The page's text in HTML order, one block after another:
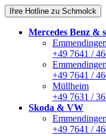
Ihre Hotline zu Schmolck
Mercedes Benz &
+49 7641 /
+49 7641 /
Müllheim
+49 7631 /
Skoda & VW
Emmendingen
+49 7641 /